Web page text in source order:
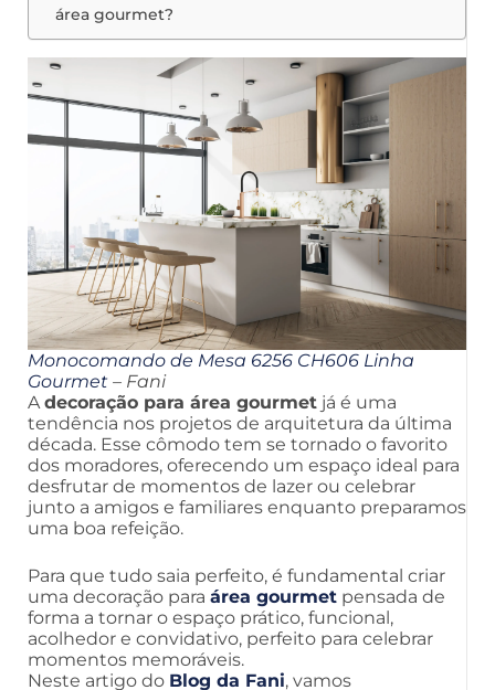
área gourmet?
Monocomando de Mesa 6256 CH606 Linha
Gourmet – Fani
A decoração para área gourmet já é uma
tendência nos projetos de arquitetura da última
década. Esse cômodo tem se tornado o favorito
dos moradores, oferecendo um espaço ideal para
desfrutar de momentos de lazer ou celebrar
junto a amigos e familiares enquanto preparamos
uma boa refeição.
Para que tudo saia perfeito, é fundamental criar
uma decoração para área gourmet pensada de
forma a tornar o espaço prático, funcional,
acolhedor e convidativo, perfeito para celebrar
momentos memoráveis.
Neste artigo do Blog da Fani, vamos